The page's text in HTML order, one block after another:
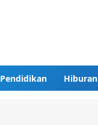
Pendidikan Hiburan